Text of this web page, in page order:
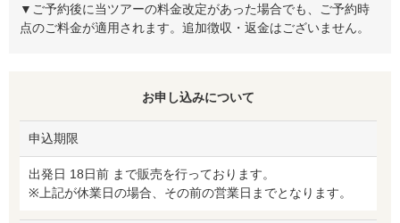
▼ご予約後に当ツアーの料金改定があった場合でも、ご予約時
点のご料金が適用されます。追加徴収・返金はございません。
お申し込みについて
申込期限
出発日 18日前 まで販売を行っております。
※上記が休業日の場合、その前の営業日までとなります。